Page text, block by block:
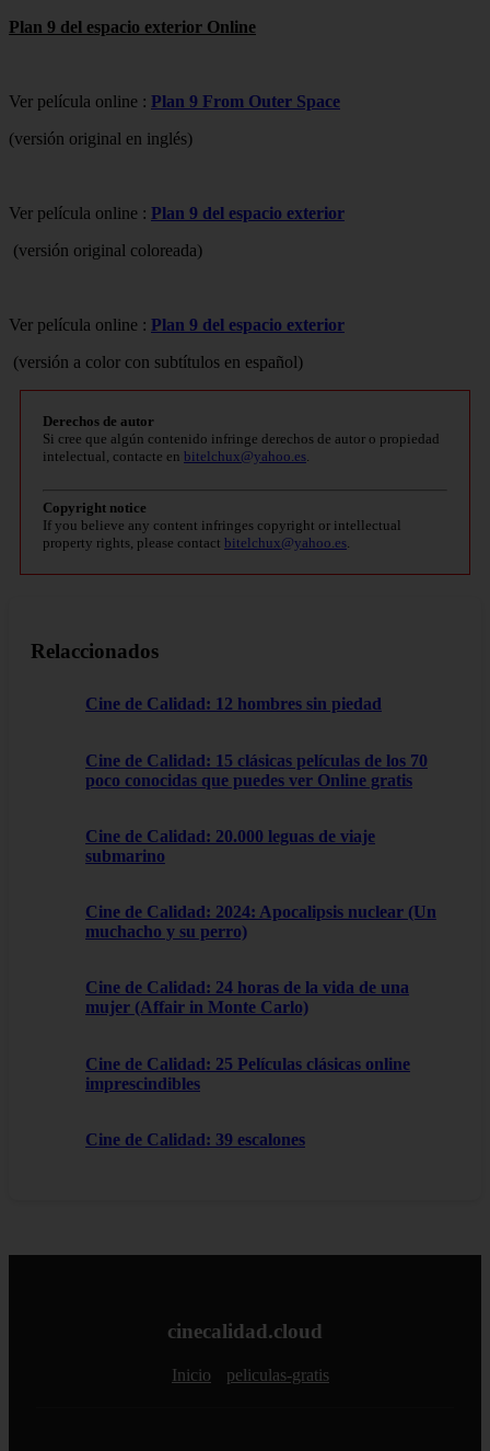
Plan 9 del espacio exterior Online
Ver película online : Plan 9 From Outer Space
(versión original en inglés)
Ver película online : Plan 9 del espacio exterior
(versión original coloreada)
Ver película online : Plan 9 del espacio exterior
(versión a color con subtítulos en español)
Derechos de autor
Si cree que algún contenido infringe derechos de autor o propiedad
intelectual, contacte en bitelchux@yahoo.es
Copyright notice
If you believe any content infringes copyright or intellectual
property rights, please contact bitelchux@yahoo.es
Relaccionados
Cine de Calidad: 12 hombres sin piedad
Cine de Calidad: 15 clásicas películas de los 70
poco conocidas que puedes ver Online gratis
Cine de Calidad: 20.000 leguas de viaje
submarino
Cine de Calidad: 2024: Apocalipsis nuclear (Un
muchacho y su perro)
Cine de Calidad: 24 horas de la vida de una
mujer (Affair in Monte Carlo)
Cine de Calidad: 25 Películas clásicas online
imprescindibles
Cine de Calidad: 39 escalones
cinecalidad.cloud
Inicio peliculas-gratis